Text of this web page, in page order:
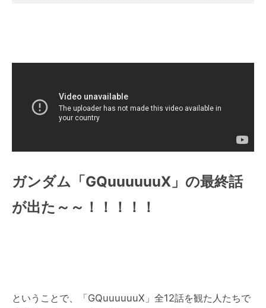
ガンダム「GQuuuuuuX」の最終話
が出た～～！！！！！
ということで、「GQuuuuuuX」全12話を観た人たちで